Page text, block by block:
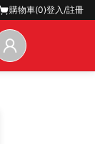
購物車(0)登入/註冊